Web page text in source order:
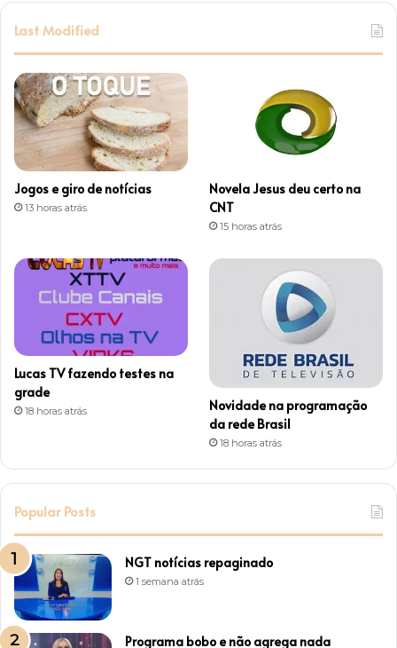
t
a
Last Modified
Jogos e giro de notícias
13 horas atrás
Novela Jesus deu certo na
CNT
15 horas atrás
Lucas TV fazendo testes na
grade
18 horas atrás
Novidade na programação
da rede Brasil
18 horas atrás
Popular Posts
NGT notícias repaginado
1 semana atrás
Programa bobo e não agrega nada